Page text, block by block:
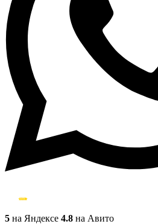
5 на Яндексе 4.8 на Авито